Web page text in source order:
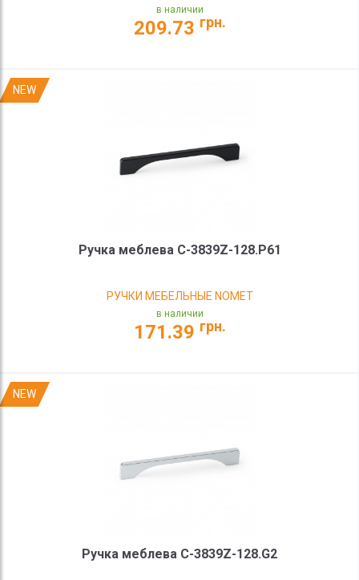
в наличии
209.73 грн.
NEW
Ручка меблева C-3839Z-128.P61
РУЧКИ МЕБЕЛЬНЫЕ NOMET
в наличии
171.39 грн.
NEW
Ручка меблева C-3839Z-128.G2